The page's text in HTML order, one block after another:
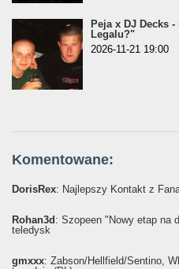
Peja x DJ Decks
Legalu?"
2026-11-21 19:00
Komentowane:
DorisRex: Najlepszy Kontakt z
Rohan3d : Szopeen "Nowy etap na
teledysk
gmxxx: Żabson/Hellfield/Sentino,